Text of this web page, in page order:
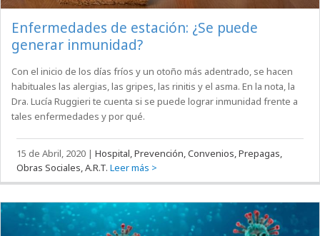
Enfermedades de estación: ¿Se puede
generar inmunidad?
Con el inicio de los días fríos y un otoño más adentrado, se hacen
habituales las alergias, las gripes, las rinitis y el asma. En la nota, la
Dra. Lucía Ruggieri te cuenta si se puede lograr inmunidad frente a
tales enfermedades y por qué.
15 de Abril, 2020 |Hospital, Prevención, Convenios, Prepagas,
Obras Sociales, A.R.T. Leer más >